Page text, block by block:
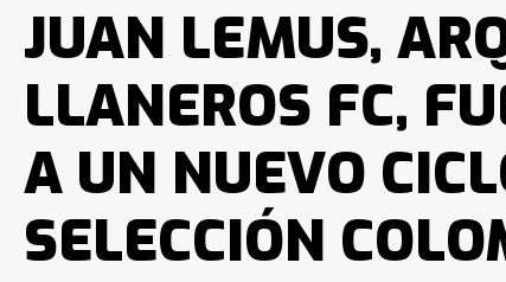
JUAN LEMUS,
LLANEROS FC,
A UN NUEVO
SELECCIÓN